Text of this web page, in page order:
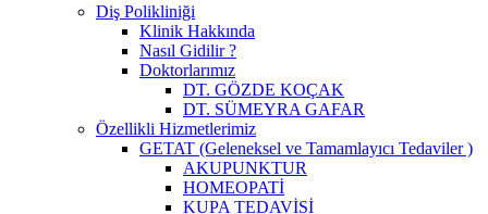
Diş Polikliniği
Klinik Hakkında
Nasıl Gidilir ?
Doktorlarımız
DT. GÖZDE KOÇAK
DT. SÜMEYRA GAFAR
Özellikli Hizmetlerimiz
GETAT (Geleneksel ve Tamamlayıcı Tedaviler )
AKUPUNKTUR
HOMEOPATİ
KUPA TEDAVİSİ